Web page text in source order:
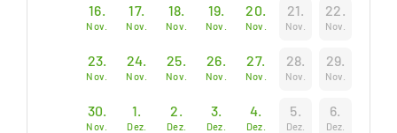
16.
Nov.
17.
Nov.
18.
Nov.
19.
Nov.
20.
Nov.
21.
Nov.
22.
Nov.
23.
Nov.
24.
Nov.
25.
Nov.
26.
Nov.
27.
Nov.
28.
Nov.
29.
Nov.
30.
Nov.
1.
Dez.
2.
Dez.
3.
Dez.
4.
Dez.
5.
Dez.
6.
Dez.